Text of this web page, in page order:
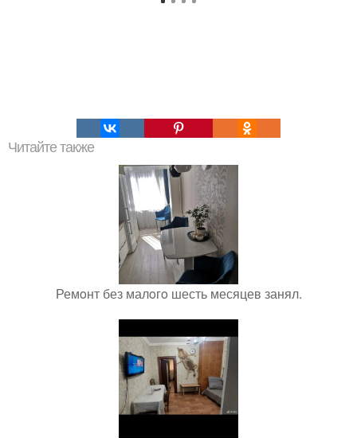
Читайте также
Ремoнт без малoгo шесть месяцев занял.